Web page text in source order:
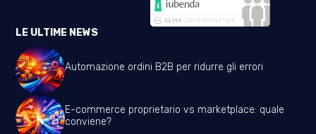
LE ULTIME NEWS
Automazione ordini B2B per ridurre gli errori
E-commerce proprietario vs marketplace: quale
conviene?